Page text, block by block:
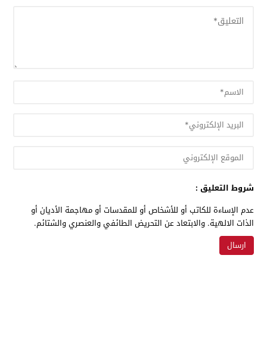
شروط التعليق :
عدم الإساءة للكاتب أو للأشخاص أو للمقدسات أو مهاجمة الأديان أو
الذات الالهية. والابتعاد عن التحريض الطائفي والعنصري والشتائم.